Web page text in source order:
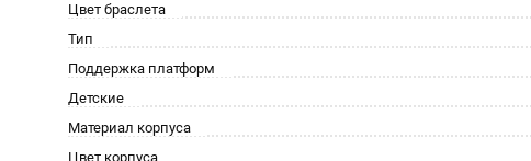
Цвет браслета
Тип
Поддержка платформ
Детские
Материал корпуса
Цвет корпуса